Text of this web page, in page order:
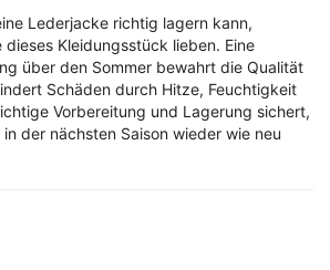
Lederjacke richtig lagern kann,
Kleidungsstück lieben. Eine
über den Sommer bewahrt die Qualität
Schäden durch Hitze, Feuchtigkeit
Vorbereitung und Lagerung sichert,
der nächsten Saison wieder wie neu